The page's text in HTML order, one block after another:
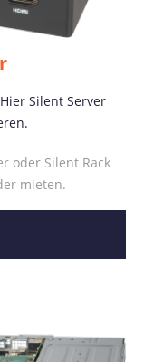
Silent Server
oder Silent Rack
mieten.